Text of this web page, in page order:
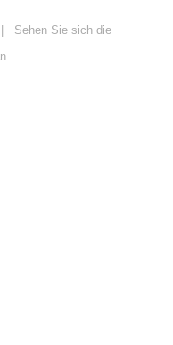
Sehen Sie sich die